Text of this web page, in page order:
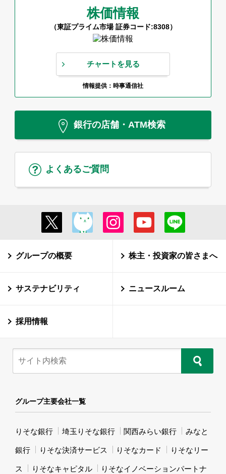
株価情報
（東証プライム市場 証券コード:8308）
チャートを見る
情報提供：時事通信社
銀行の店舗・ATM検索
よくあるご質問
グループの概要 株主・投資家の皆さまへ
サステナビリティ ニュースルーム
採用情報
グループ主要会社一覧
りそな銀行 埼玉りそな銀行 関西みらい銀行 みなと
銀行 りそな決済サービス りそなカード りそなリー
ス りそなキャピタル りそなイノベーションパートナ